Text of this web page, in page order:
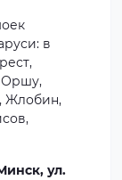
в
Оршу,
Жлобин,
ул.